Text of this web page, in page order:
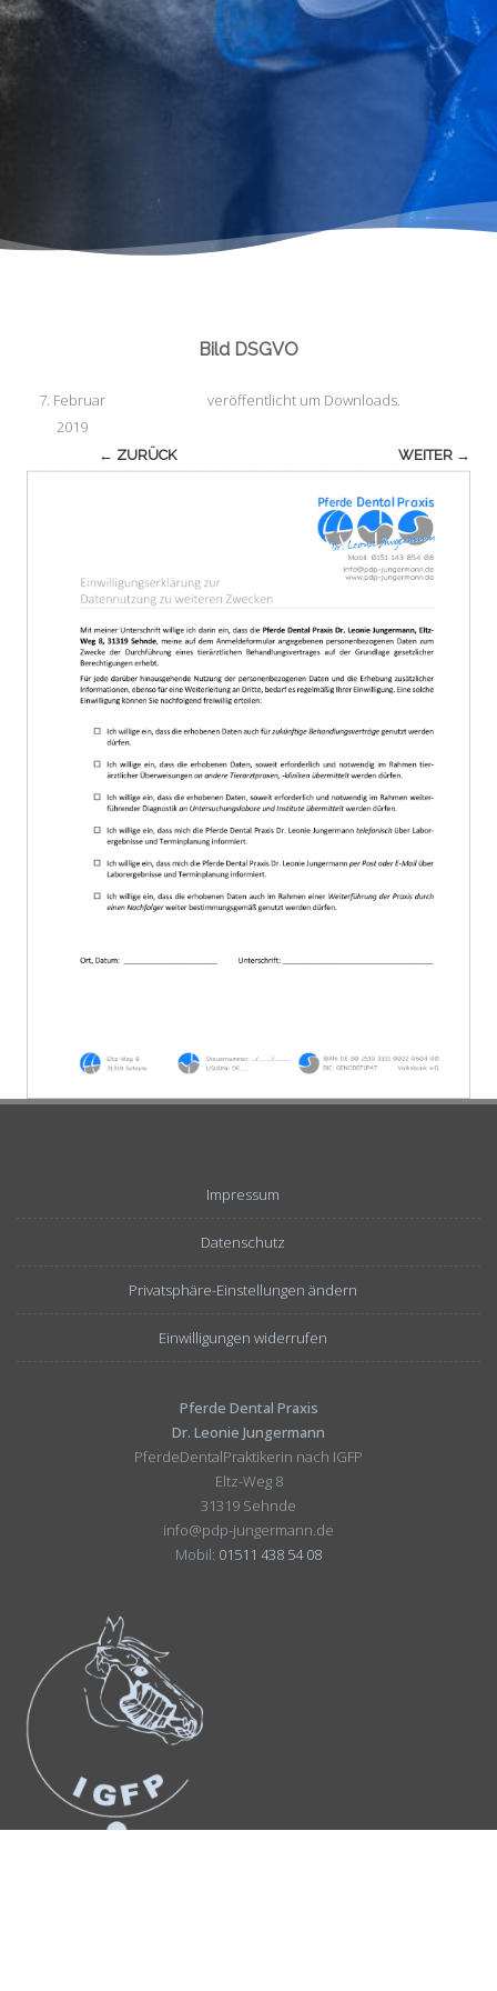
Bild DSGVO
veröffentlicht
7. Februar
2019
um Downloads.
← ZURÜCK WEITER →
Impressum
Datenschutz
Privatsphäre-Einstellungen ändern
Einwilligungen widerrufen
Pferde Dental Praxis
Dr. Leonie Jungermann
PferdeDentalPraktikerin nach IGFP
Eltz-Weg 8
31319 Sehnde
info@pdp-jungermann.de
Mobil: 01511 438 54 08